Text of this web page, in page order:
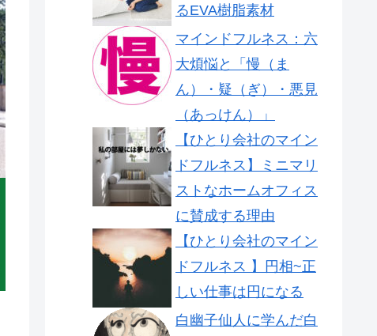
るEVA樹脂素材
マインドフルネス：六
大煩悩と「慢（ま
ん）・疑（ぎ）・悪見
（あっけん）」
【ひとり会社のマイン
ドフルネス】ミニマリ
ストなホームオフィス
に賛成する理由
【ひとり会社のマイン
ドフルネス 】円相~正
しい仕事は円になる
白幽子仙人に学んだ白